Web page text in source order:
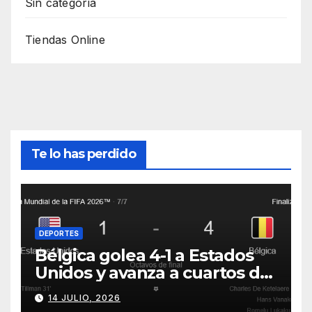
Tiendas Online
Te lo has perdido
DEPORTES
Bélgica golea 4-1 a Estados
Unidos y avanza a cuartos del
Mundial 2026
14 JULIO, 2026